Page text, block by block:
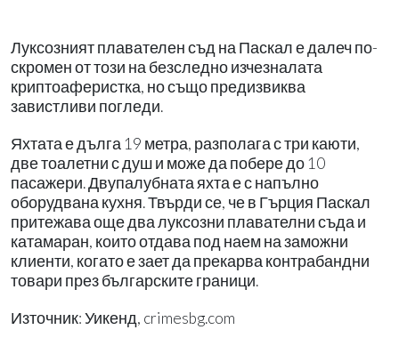
Луксозният плавателен съд на Паскал е далеч по-
скромен от този на безследно изчезналата
криптоаферистка, но също предизвиква
завистливи погледи.
Яхтата е дълга 19 метра, разполага с три каюти,
две тоалетни с душ и може да побере до 10
пасажери. Двупалубната яхта е с напълно
оборудвана кухня. Твърди се, че в Гърция Паскал
притежава още два луксозни плавателни съда и
катамаран, които отдава под наем на заможни
клиенти, когато е зает да прекарва контрабандни
товари през българските граници.
Източник: Уикенд, crimesbg.com